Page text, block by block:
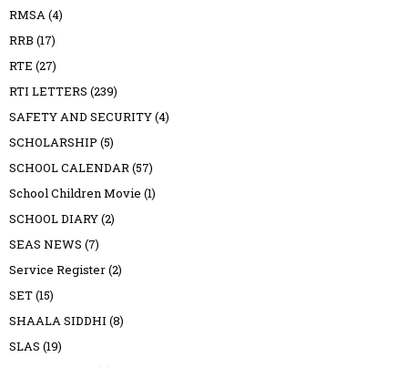
RMSA(4)
RRB (17)
RTE (27)
RTI LETTERS (239)
SAFETY AND SECURITY(4)
SCHOLARSHIP (5)
SCHOOL CALENDAR(57)
School Children Movie (1)
SCHOOL DIARY(2)
SEAS NEWS (7)
Service Register(2)
SET(15)
SHAALA SIDDHI (8)
SLAS (19)